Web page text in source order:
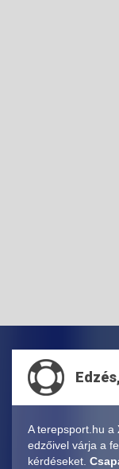
A terepsport.hu a
edzőivel várja a
kérdéseket.